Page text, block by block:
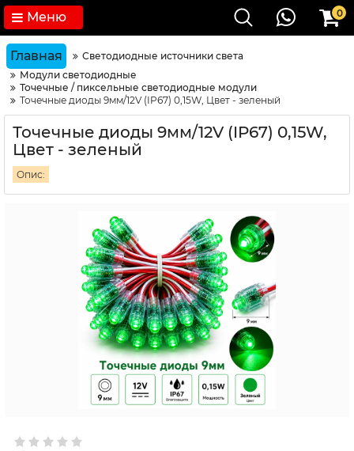
Меню 0
Главная
Светодиодные источники света
Модули светодиодные
Точечные / пиксельные светодиодные модули
Точечные диоды 9мм/12V (IP67) 0,15W, Цвет - зеленый
Точечные диоды 9мм/12V (IP67) 0,15W,
Цвет - зеленый
Опис: